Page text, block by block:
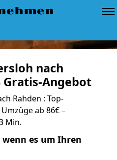
nach
Gratis-Angebot
Rahden : Top-
ab 86€ –
Min.
es um Ihren